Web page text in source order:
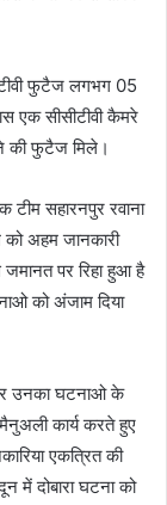
फुटैज लगभग 05
एक सीसीटीवी कैमरे
की फुटैज मिले।
टीम सहारनपुर रवाना
को अहम जानकारी
जमानत पर रिहा हुआ है
को अंजाम दिया
उनका घटनाओ के
कार्य करते हुए
एकत्रित की
में दोबारा घटना को